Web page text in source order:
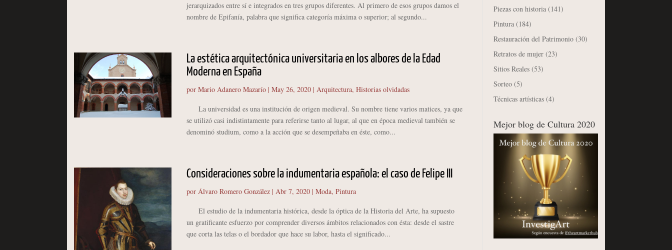
jerarquizados entre sí e integrados en tres grupos diferentes. Al primero de esos grupos damos el
nombre de Epifanía, palabra que significa categoría máxima o superior; al segundo...
La estética arquitectónica universitaria en los albores de la Edad
Moderna en España
por Mario Adanero Mazarío| May 26, 2020| Arquitectura, Historias olvidadas
La universidad es una institución de origen medieval. Su nombre tiene varios matices, ya que
se utilizó casi indistintamente para referirse tanto al lugar, al que en época medieval también se
denominó studium, como a la acción que se desempeñaba en éste, como...
Consideraciones sobre la indumentaria española: el caso de Felipe III
por Álvaro Romero González| Abr 7, 2020| Moda, Pintura
El estudio de la indumentaria histórica, desde la óptica de la Historia del Arte, ha supuesto
un gratificante esfuerzo por comprender diversos ámbitos relacionados con ésta: desde el sastre
que corta las telas o el bordador que hace su labor, hasta el significado...
Piezas con historia (141)
Pintura (184)
Restauración del Patrimonio (30)
Retratos de mujer (23)
Sitios Reales (53)
Sorteo (5)
Técnicas artísticas (4)
Mejor blog de Cultura 2020